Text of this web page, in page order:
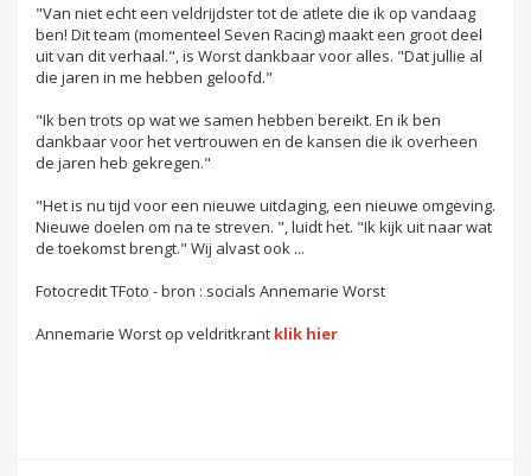
"Van niet echt een veldrijdster tot de atlete die ik op vandaag
ben! Dit team (momenteel Seven Racing) maakt een groot deel
uit van dit verhaal.", is Worst dankbaar voor alles. "Dat jullie al
die jaren in me hebben geloofd."
"Ik ben trots op wat we samen hebben bereikt. En ik ben
dankbaar voor het vertrouwen en de kansen die ik overheen
de jaren heb gekregen."
"Het is nu tijd voor een nieuwe uitdaging, een nieuwe omgeving.
Nieuwe doelen om na te streven. ", luidt het. "Ik kijk uit naar wat
de toekomst brengt." Wij alvast ook ...
Fotocredit TFoto - bron : socials Annemarie Worst
Annemarie Worst op veldritkrant klik hier